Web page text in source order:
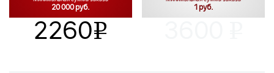
20 000 руб.
2260v
1 руб.